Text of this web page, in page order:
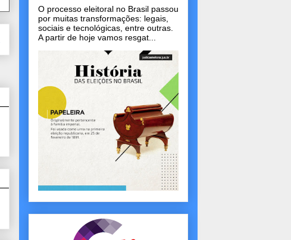
O processo eleitoral no Brasil passou
por muitas transformações: legais,
sociais e tecnológicas, entre outras.
A partir de hoje vamos resgat...